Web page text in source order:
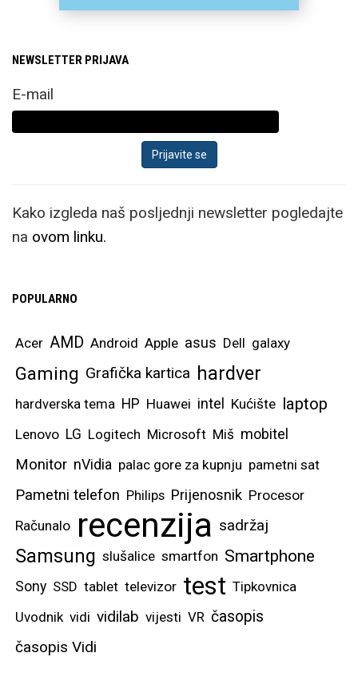
NEWSLETTER PRIJAVA
E-mail
Kako izgleda naš posljednji newsletter pogledajte
na ovom linku.
POPULARNO
Acer AMD Android Apple asus Dell galaxy
Gaming Grafička kartica hardver
hardverska tema HP Huawei intel Kućište laptop
Lenovo LG Logitech Microsoft Miš mobitel
Monitor nVidia palac gore za kupnju pametni sat
Pametni telefon Philips Prijenosnik Procesor
Računalo recenzija sadržaj
Samsung slušalice smartfon Smartphone
Sony SSD tablet televizor test Tipkovnica
Uvodnik vidi vidilab vijesti VR časopis
časopis Vidi